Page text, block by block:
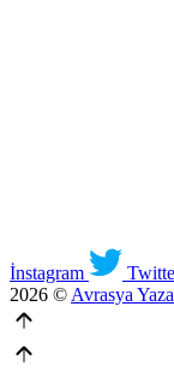
İnstagram
2026 © Avrasya